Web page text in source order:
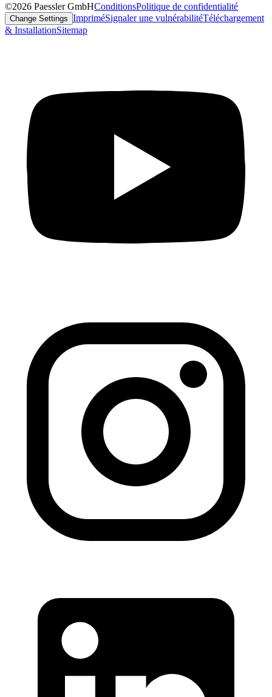
©2026 Paessler GmbHConditionsPolitique de confidentialité
Change Settings ImpriméSignaler une vulnérabilitéTéléchargement
& InstallationSitemap